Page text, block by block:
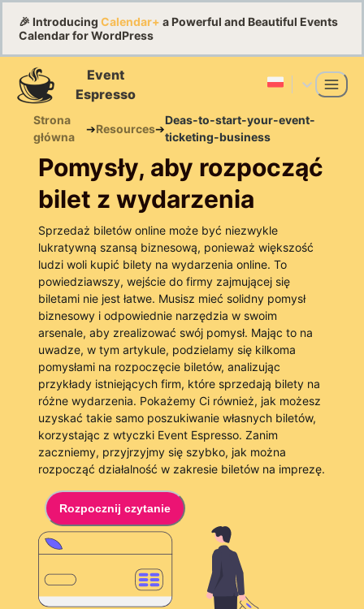
🎉 Introducing Calendar+ a Powerful and Beautiful Events
Calendar for WordPress
Event
Espresso
Strona
główna
➔Resources➔
Deas-to-start-your-event-
ticketing-business
Pomysły, aby rozpocząć
bilet z wydarzenia
Sprzedaż biletów online może być niezwykle
lukratywną szansą biznesową, ponieważ większość
ludzi woli kupić bilety na wydarzenia online. To
powiedziawszy, wejście do firmy zajmującej się
biletami nie jest łatwe. Musisz mieć solidny pomysł
biznesowy i odpowiednie narzędzia w swoim
arsenale, aby zrealizować swój pomysł. Mając to na
uwadze, w tym artykule, podzielamy się kilkoma
pomysłami na rozpoczęcie biletów, analizując
przykłady istniejących firm, które sprzedają bilety na
różne wydarzenia. Pokażemy Ci również, jak możesz
uzyskać takie samo poszukiwanie własnych biletów,
korzystając z wtyczki Event Espresso. Zanim
zaczniemy, przyjrzyjmy się szybko, jak można
rozpocząć działalność w zakresie biletów na imprezę.
Rozpocznij czytanie